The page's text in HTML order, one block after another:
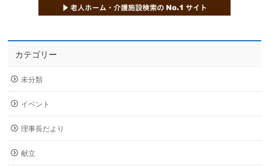
カテゴリー
未分類
イベント
理事長だより
献立